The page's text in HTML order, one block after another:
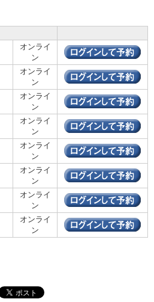
オンライ
ン
オンライ
ン
オンライ
ン
オンライ
ン
オンライ
ン
オンライ
ン
オンライ
ン
オンライ
ン